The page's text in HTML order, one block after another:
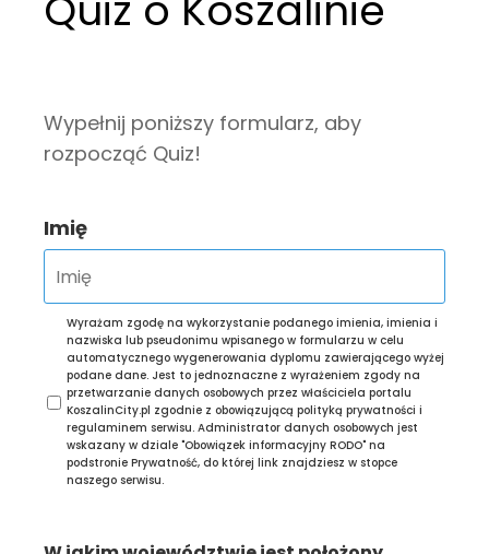
Wypełnij poniższy formularz, aby
rozpocząć Quiz!
Imię
Wyrażam zgodę na wykorzystanie podanego imienia, imienia i
nazwiska lub pseudonimu wpisanego w formularzu w celu
automatycznego wygenerowania dyplomu zawierającego wyżej
podane dane. Jest to jednoznaczne z wyrażeniem zgody na
przetwarzanie danych osobowych przez właściciela portalu
KoszalinCity.pl zgodnie z obowiązującą polityką prywatności i
regulaminem serwisu. Administrator danych osobowych jest
wskazany w dziale "Obowiązek informacyjny RODO" na
podstronie Prywatność, do której link znajdziesz w stopce
naszego serwisu.